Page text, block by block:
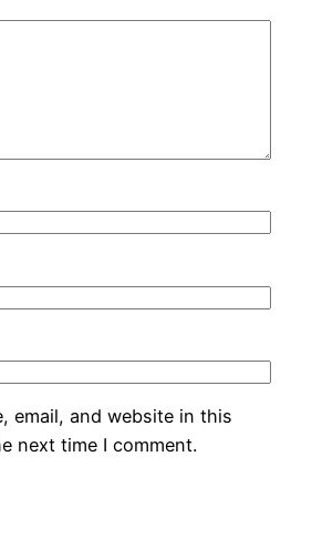
email, and website in this
next time I comment.